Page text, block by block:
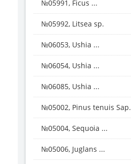
№05991, Ficus ...
№05992, Litsea sp.
№06053, Ushia ...
№06054, Ushia ...
№06085, Ushia ...
№05002, Pinus tenuis Sap.
№05004, Sequoia ...
№05006, Juglans ...